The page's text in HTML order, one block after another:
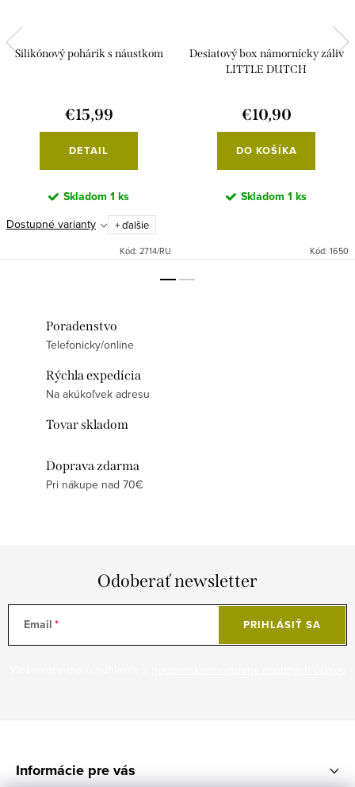
Silikónový pohárik s náustkom
€15,99
DETAIL
Skladom 1 ks
Dostupné varianty + ďalšie
Kód: 2714/RU
Desiatový box námornícky záliv
LITTLE DUTCH
€10,90
DO KOŠÍKA
Skladom 1 ks
Kód: 1650
Poradenstvo
Telefonicky/online
Rýchla expedícia
Na akúkoľvek adresu
Tovar skladom
Doprava zdarma
Pri nákupe nad 70€
Odoberať newsletter
Email PRIHLÁSIŤ SA
Informácie pre vás